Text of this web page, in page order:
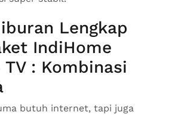
Lengkap
IndiHome
: Kombinasi
butuh internet, tapi juga